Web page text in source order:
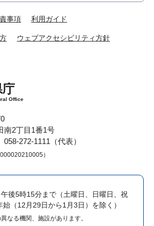
事項 利用ガイド
ウェブアクセシビリティ方針
庁
Office
南2丁目1番1号
272-1111（代表）
）
後5時15分まで （土曜日、日曜日、祝
始（12月29日から1月3日）を除く）
なる機関、施設があります。